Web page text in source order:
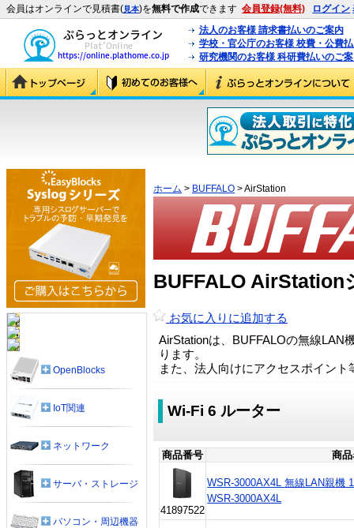
会員はオンラインで見積書(見本)を無料で作成できます 会員登録(無料) ログイン
法人のお客様 請求書払いのご案内
学校・官公庁のお客様 校費・公費
研究機関のお客様 科研費払いのご
ホーム > BUFFALO > AirStation
BUFFALO AirStation
お気に入りに追加する
AirStationは、BUFFALOの無線LAN
ります。
また、法人向けにアクセスポイント
Wi-Fi 6 ルーター
商品番号 商
41897522
WSR-3000AX4L 無線LAN親機
WSR-3000AX4L
OpenBlocks
IoT関連
ネットワーク
サーバ・ストレージ
パソコン・周辺機器